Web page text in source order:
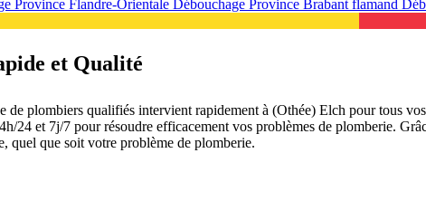
Province Flandre-Orientale Débouchage Province Brabant flamand
et Qualité
plombiers qualifiés intervient rapidement à (Othée) Elch pour tous
24 et 7j/7 pour résoudre efficacement vos problèmes de plomberie.
quel que soit votre problème de plomberie.